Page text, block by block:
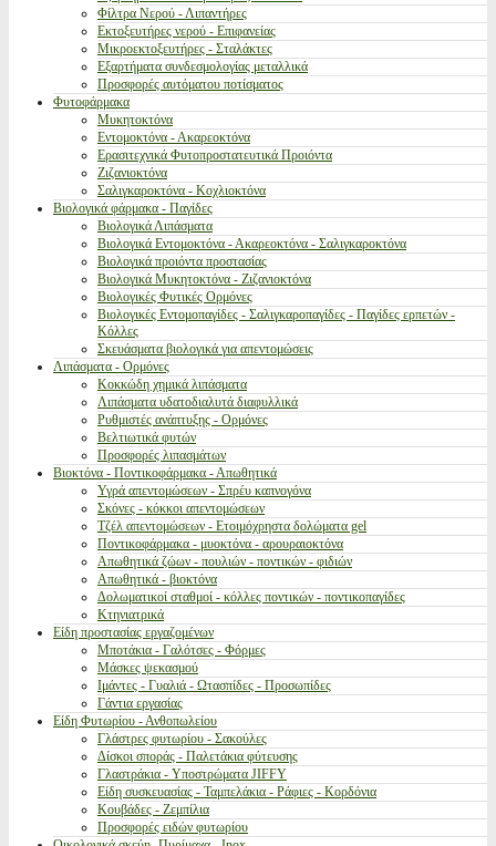
Φίλτρα Νερού - Λιπαντήρες
Εκτοξευτήρες νερού - Επιφανείας
Μικροεκτοξευτήρες - Σταλάκτες
Εξαρτήματα συνδεσμολογίας μεταλλικά
Προσφορές αυτόματου ποτίσματος
Φυτοφάρμακα
Μυκητοκτόνα
Εντομοκτόνα - Ακαρεοκτόνα
Ερασιτεχνικά Φυτοπροστατευτικά Προιόντα
Ζιζανιοκτόνα
Σαλιγκαροκτόνα - Κοχλιοκτόνα
Βιολογικά φάρμακα - Παγίδες
Βιολογικά Λιπάσματα
Βιολογικά Εντομοκτόνα - Ακαρεοκτόνα - Σαλιγκαροκτόνα
Βιολογικά προιόντα προστασίας
Βιολογικά Μυκητοκτόνα - Ζιζανιοκτόνα
Βιολογικές Φυτικές Ορμόνες
Βιολογικές Εντομοπαγίδες - Σαλιγκαροπαγίδες - Παγίδες ερπετών -
Κόλλες
Σκευάσματα βιολογικά για απεντομώσεις
Λιπάσματα - Ορμόνες
Κοκκώδη χημικά λιπάσματα
Λιπάσματα υδατοδιαλυτά διαφυλλικά
Ρυθμιστές ανάπτυξης - Ορμόνες
Βελτιωτικά φυτών
Προσφορές λιπασμάτων
Βιοκτόνα - Ποντικοφάρμακα - Απωθητικά
Υγρά απεντομώσεων - Σπρέυ καπνογόνα
Σκόνες - κόκκοι απεντομώσεων
Τζέλ απεντομώσεων - Ετοιμόχρηστα δολώματα gel
Ποντικοφάρμακα - μυοκτόνα - αρουραιοκτόνα
Απωθητικά ζώων - πουλιών - ποντικών - φιδιών
Απωθητικά - βιοκτόνα
Δολωματικοί σταθμοί - κόλλες ποντικών - ποντικοπαγίδες
Κτηνιατρικά
Είδη προστασίας εργαζομένων
Μποτάκια - Γαλότσες - Φόρμες
Μάσκες ψεκασμού
Ιμάντες - Γυαλιά - Ωτασπίδες - Προσωπίδες
Γάντια εργασίας
Είδη Φυτωρίου - Ανθοπωλείου
Γλάστρες φυτωρίου - Σακούλες
Δίσκοι σποράς - Παλετάκια φύτευσης
Γλαστράκια - Υποστρώματα JIFFY
Είδη συσκευασίας - Ταμπελάκια - Ράφιες - Κορδόνια
Κουβάδες - Ζεμπίλια
Προσφορές ειδών φυτωρίου